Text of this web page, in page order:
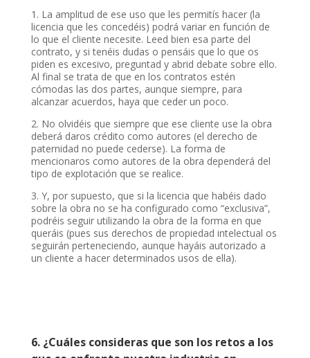
1. La amplitud de ese uso que les permitís hacer (la
licencia que les concedéis) podrá variar en función de
lo que el cliente necesite. Leed bien esa parte del
contrato, y si tenéis dudas o pensáis que lo que os
piden es excesivo, preguntad y abrid debate sobre ello.
Al final se trata de que en los contratos estén
cómodas las dos partes, aunque siempre, para
alcanzar acuerdos, haya que ceder un poco.
2. No olvidéis que siempre que ese cliente use la obra
deberá daros crédito como autores (el derecho de
paternidad no puede cederse). La forma de
mencionaros como autores de la obra dependerá del
tipo de explotación que se realice.
3. Y, por supuesto, que si la licencia que habéis dado
sobre la obra no se ha configurado como “exclusiva”,
podréis seguir utilizando la obra de la forma en que
queráis (pues sus derechos de propiedad intelectual os
seguirán perteneciendo, aunque hayáis autorizado a
un cliente a hacer determinados usos de ella).
6. ¿Cuáles consideras que son los retos a los